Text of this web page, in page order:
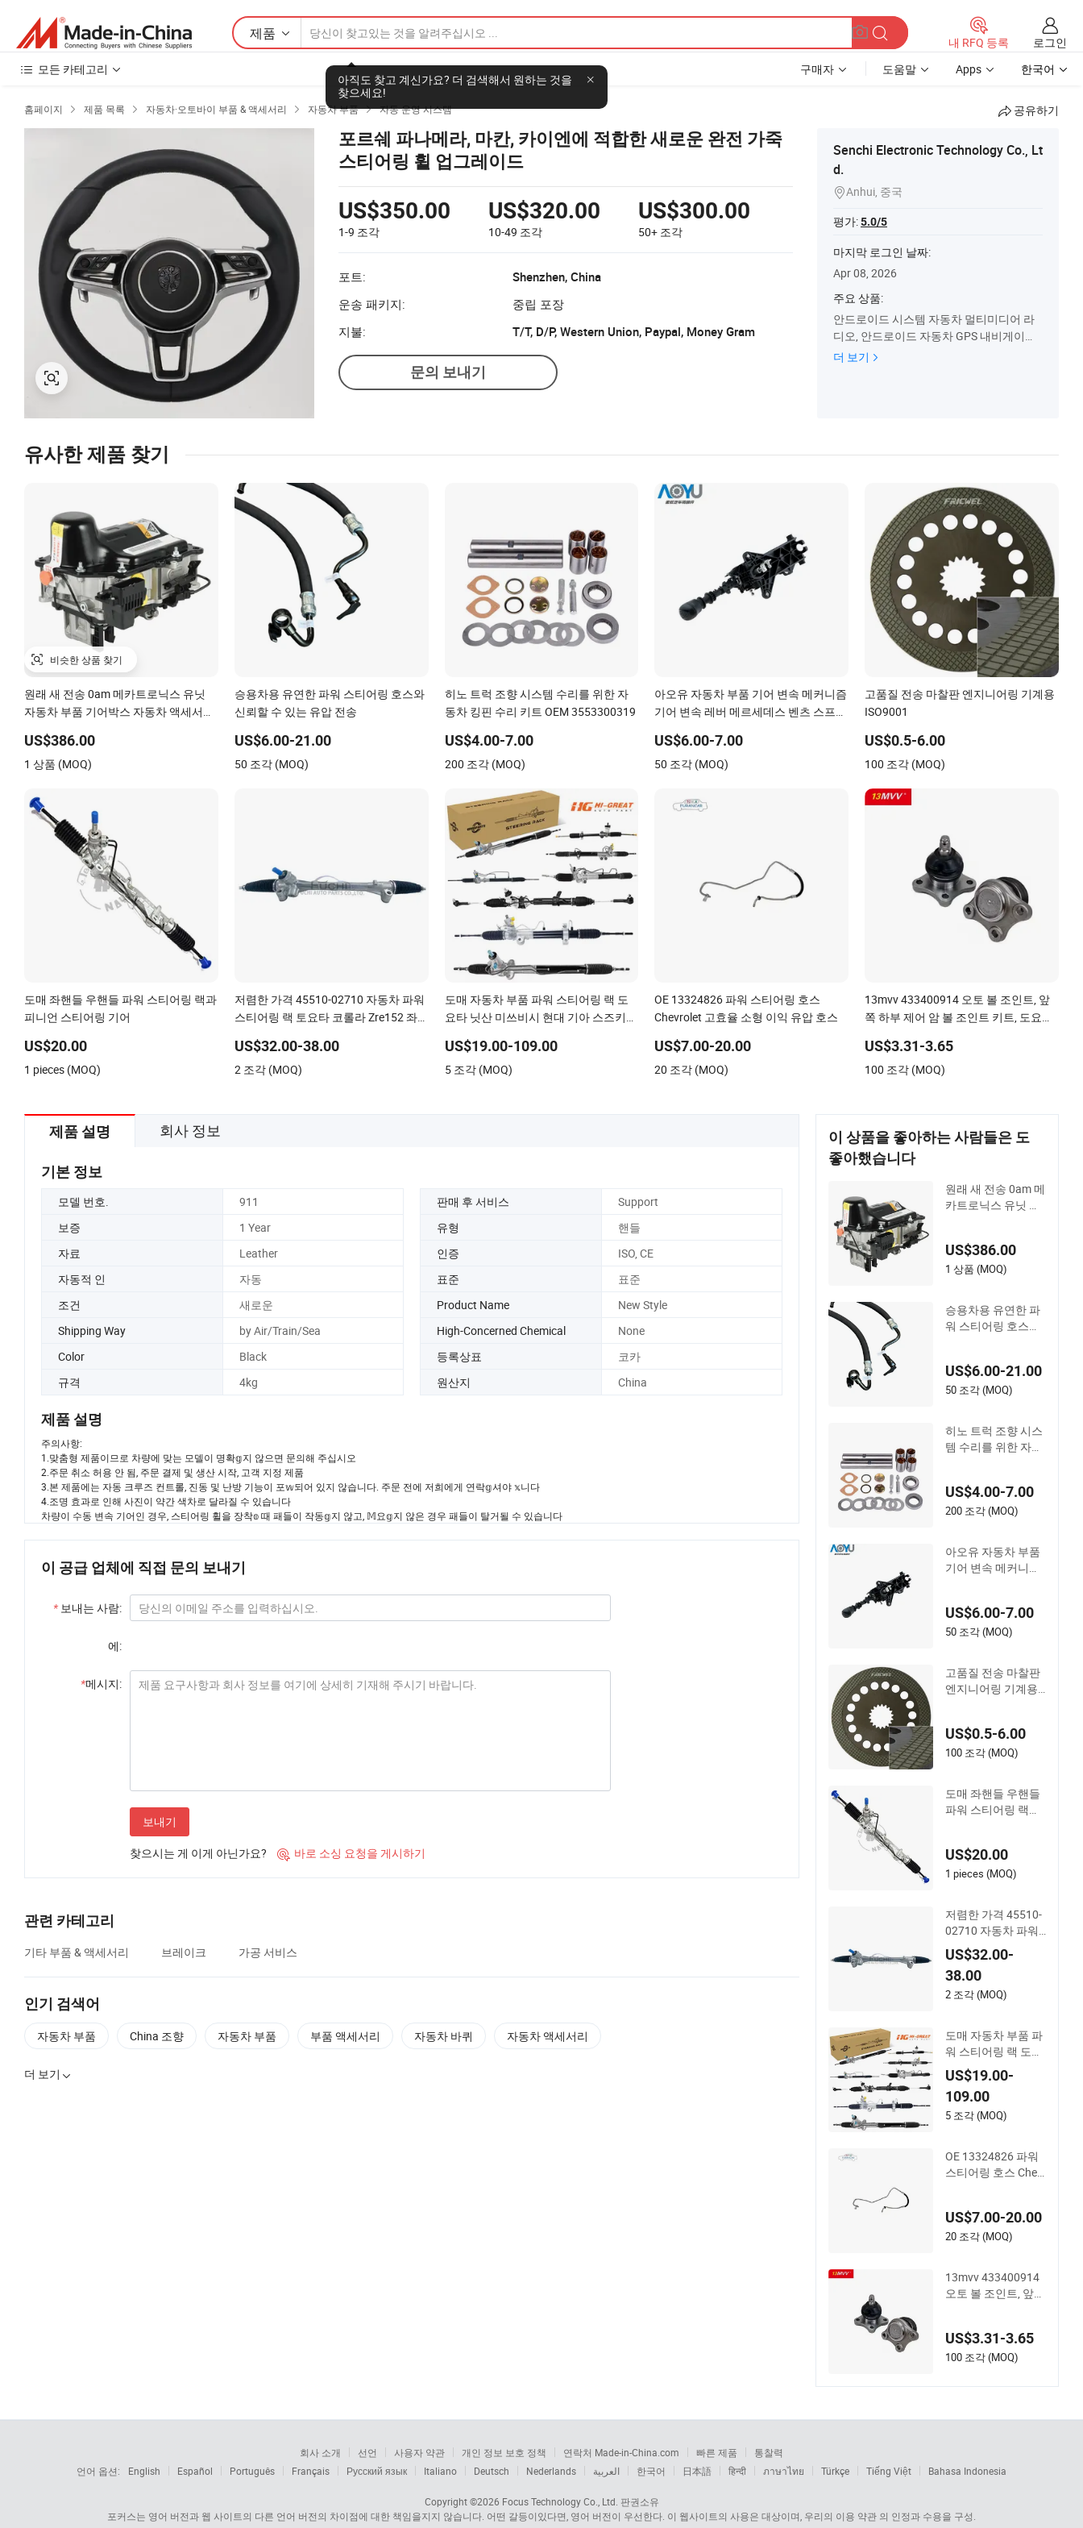
제품
아직도 찾고 계신가요? 더 검색해서 원하는 것을
찾으세요!
내 RFQ 등록
로그인
모든 카테고리
구매자 도움말 Apps 한국어
홈페이지  제품 목록  자동차·오토바이 부품 & 액세서리  자동차 부품  자동 운영 시스템 공유하기
포르쉐 파나메라, 마칸, 카이엔에 적합한 새로운 완전 가죽
스티어링 휠 업그레이드
US$350.00
1-9 조각
US$320.00
10-49 조각
US$300.00
50+ 조각
포트:
Shenzhen, China
운송 패키지:
중립 포장
지불:
T/T, D/P, Western Union, Paypal, Money Gram
문의 보내기
Senchi Electronic Technology Co., Lt
d.
Anhui, 중국
평가:5.0/5
마지막 로그인 날짜:
Apr 08, 2026
주요 상품:
안드로이드 시스템 자동차 멀티미디어 라
디오, 안드로이드 자동차 GPS 내비게이션,
자동차 자동 GPS 스테레오, 터치 스크린 자
더 보기
유사한 제품 찾기
비슷한 상품 찾기
원래 새 전송 0am 메카트로닉스 유닛
자동차 부품 기어박스 자동차 액세서리
용
US$386.00
1 상품 (MOQ)
승용차용 유연한 파워 스티어링 호스와
신뢰할 수 있는 유압 전송
US$6.00-21.00
50 조각 (MOQ)
히노 트럭 조향 시스템 수리를 위한 자
동차 킹핀 수리 키트 OEM 3553300319
US$4.00-7.00
200 조각 (MOQ)
아오유 자동차 부품 기어 변속 메커니즘
기어 변속 레버 메르세데스 벤츠 스프린
차 액세서리
US$6.00-7.00
50 조각 (MOQ)
고품질 전송 마찰판 엔지니어링 기계용
ISO9001
US$0.5-6.00
100 조각 (MOQ)
도매 좌핸들 우핸들 파워 스티어링 랙과
피니언 스티어링 기어
US$20.00
1 pieces (MOQ)
저렴한 가격 45510-02710 자동차 파워
스티어링 랙 토요타 코롤라 Zre152 좌
45510-12390
US$32.00-38.00
2 조각 (MOQ)
도매 자동차 부품 파워 스티어링 랙 도
요타 닛산 미쓰비시 현대 기아 스즈키
US$19.00-109.00
5 조각 (MOQ)
OE 13324826 파워 스티어링 호스
Chevrolet 고효율 소형 이익 유압 호스
US$7.00-20.00
20 조각 (MOQ)
13mvv 433400914 오토 볼 조인트, 앞
쪽 하부 제어 암 볼 조인트 키트, 도요타
및 43340-09040, 교체용 자동차 부품
US$3.31-3.65
100 조각 (MOQ)
제품 설명 회사 정보
기본 정보
모델 번호. 911 판매 후 서비스
Support
보증
1 Year 유형
핸들
자료
Leather 인증
ISO, CE
자동적 인
자동 표준
표준
조건
새로운 Product Name
New Style
Shipping Way
by Air/Train/Sea High-Concerned Chemical
None
Color
Black 등록상표
코카
규격
4kg 원산지 China
제품 설명
주의사항:
1.맞춤형 제품이므로 차량에 맞는 모델이 명확𝕘지 않으면 문의해 주십시오
2.주문 취소 허용 안 됨, 주문 결제 및 생산 시작, 고객 지정 제품
3.본 제품에는 자동 크루즈 컨트롤, 진동 및 난방 기능이 포𝕨되어 있지 않습니다. 주문 전에 저희에게 연락𝕘셔야 𝕩니다
4.조명 효과로 인해 사진이 약간 색차로 달라질 수 있습니다
차량이 수동 변속 기어인 경우, 스티어링 휠을 장착𝕠 때 패들이 작동𝕘지 않고, 𝕄요𝕘지 않은 경우 패들이 탈거될 수 있습니다
이 공급 업체에 직접 문의 보내기
* 보내는 사람:
에:
*메시지:
보내기
찾으시는 게 이게 아닌가요?  바로 소싱 요청을 게시하기
관련 카테고리
기타 부품 & 액세서리 브레이크 가공 서비스
인기 검색어
자동차 부품 China 조향 자동차 부품 부품 액세서리 자동차 바퀴 자동차 액세서리
더 보기 
이 상품을 좋아하는 사람들은 도
좋아했습니다
원래 새 전송 0am 메
카트로닉스 유닛 자
m325025e Dq200
폭스바겐 아우디용
US$386.00
1 상품 (MOQ)
승용차용 유연한 파
워 스티어링 호스와
US$6.00-21.00
50 조각 (MOQ)
히노 트럭 조향 시스
템 수리를 위한 자동
US$4.00-7.00
200 조각 (MOQ)
아오유 자동차 부품
기어 변속 메커니즘
터 906 / 크래프터 A
9062601809 자동차
US$6.00-7.00
50 조각 (MOQ)
고품질 전송 마찰판
엔지니어링 기계용 I
US$0.5-6.00
100 조각 (MOQ)
도매 좌핸들 우핸들
파워 스티어링 랙과
US$20.00
1 pieces (MOQ)
저렴한 가격 45510-
02710 자동차 파워
스티어링 랙 토요타
코롤라 Zre152 좌핸
들 45510-02141 45
500-02330 45510-1
US$32.00-
38.00
2 조각 (MOQ)
도매 자동차 부품 파
워 스티어링 랙 도요
타 닛산 미쓰비시 현
대 기아 스즈키 푸조
르노 쉐보레
US$19.00-
109.00
5 조각 (MOQ)
OE 13324826 파워
스티어링 호스 Chev
US$7.00-20.00
20 조각 (MOQ)
13mvv 433400914
오토 볼 조인트, 앞쪽
및 아발론용, OEM#
43340-0914 및 433
동차 부품
US$3.31-3.65
100 조각 (MOQ)
회사 소개 선언 사용자 약관 개인 정보 보호 정책 연락처 Made-in-China.com 빠른 제품
통찰력
언어 옵션:
English Español Português Français Русский язык Italiano Deutsch Nederlands العربية 한국어 日本語 हिन्दी ภาษาไทย Türkçe Tiếng Việt Bahasa Indonesia
Copyright ©2026 Focus Technology Co., Ltd. 판권소유
포커스는 영어 버전과 웹 사이트의 다른 언어 버전의 차이점에 대한 책임을지지 않습니다. 어떤 갈등이있다면, 영어 버전이 우선한다. 이 웹사이트의 사용은 대상이며, 우리의 이용 약관 의 인정과 수용을 구성.